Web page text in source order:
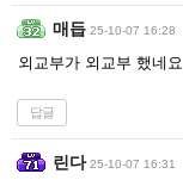
매듭 25-10-07 16:28
외교부가 외교부 했네요.
답글
린다 25-10-07 16:31